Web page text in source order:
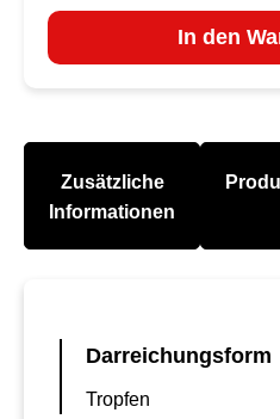
In den
Zusätzliche
Informationen
Darreichungsform
Tropfen